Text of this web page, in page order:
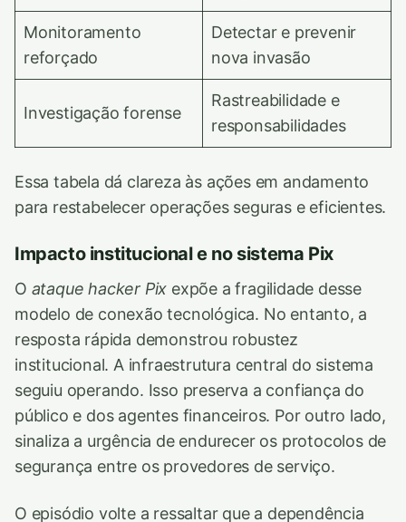
Monitoramento
reforçado
Detectar e prevenir
nova invasão
Investigação forense
Rastreabilidade e
responsabilidades
Essa tabela dá clareza às ações em andamento
para restabelecer operações seguras e eficientes.
Impacto institucional e no sistema Pix
O ataque hacker Pix expõe a fragilidade desse
modelo de conexão tecnológica. No entanto, a
resposta rápida demonstrou robustez
institucional. A infraestrutura central do sistema
seguiu operando. Isso preserva a confiança do
público e dos agentes financeiros. Por outro lado,
sinaliza a urgência de endurecer os protocolos de
segurança entre os provedores de serviço.
O episódio volte a ressaltar que a dependência